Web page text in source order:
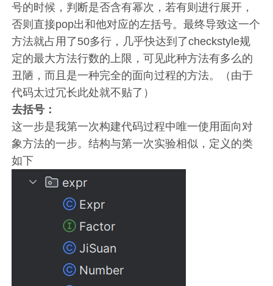
号的时候，判断是否含有幂次，若有则进行展开，
否则直接pop出和他对应的左括号。最终导致这一个
方法就占用了50多行，几乎快达到了checkstyle规
定的最大方法行数的上限，可见此种方法有多么的
丑陋，而且是一种完全的面向过程的方法。（由于
代码太过冗长此处就不贴了）
去括号：
这一步是我第一次构建代码过程中唯一使用面向对
象方法的一步。结构与第一次实验相似，定义的类
如下